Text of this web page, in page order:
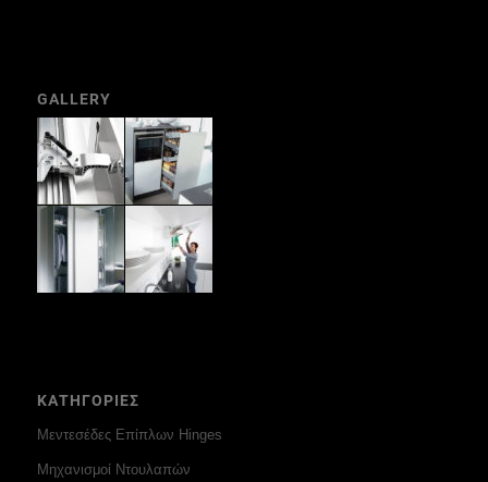
GALLERY
ΚΑΤΗΓΟΡΙΕΣ
Μεντεσέδες Επίπλων Hinges
Μηχανισμοί Ντουλαπών